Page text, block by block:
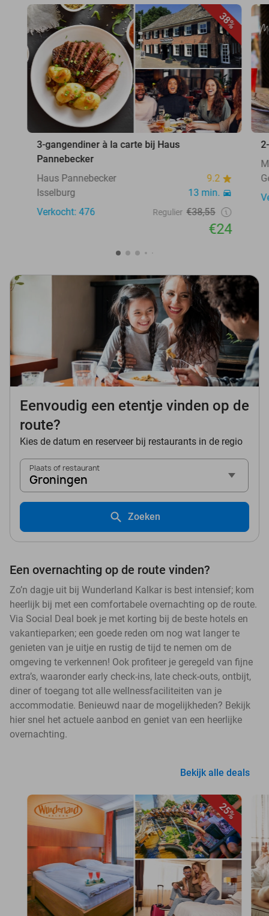
38%
3-gangendiner à la carte bij Haus
Pannebecker
Haus Pannebecker
9.2
Isselburg
13 min.
Verkocht: 476
Regulier €38,55
€24
Eenvoudig een etentje vinden op de
route?
Kies de datum en reserveer bij restaurants in de regio
Plaats of restaurant
Groningen
Zoeken
Een overnachting op de route vinden?
Zo’n dagje uit bij Wunderland Kalkar is best intensief; kom
heerlijk bij met een comfortabele overnachting op de route.
Via Social Deal boek je met korting bij de beste hotels en
vakantieparken; een goede reden om nog wat langer te
genieten van je uitje en rustig de tijd te nemen om de
omgeving te verkennen! Ook profiteer je geregeld van fijne
extra’s, waaronder early check-ins, late check-outs, ontbijt,
diner of toegang tot alle wellnessfaciliteiten van je
accommodatie. Benieuwd naar de mogelijkheden? Bekijk
hier snel het actuele aanbod en geniet van een heerlijke
overnachting.
Bekijk alle deals
25%